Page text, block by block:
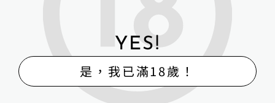
詳細資訊 → 詳細資訊 →
YES!
是，我已滿18歲！